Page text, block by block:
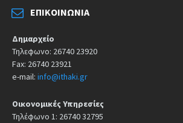
ΕΠΙΚΟΙΝΩΝΊΑ
Δημαρχείο
Τηλεφωνο: 26740 23920
Fax: 26740 23921
e-mail: info@ithaki.gr
Οικονομικές Υπηρεσίες
Τηλέφωνο 1: 26740 32795